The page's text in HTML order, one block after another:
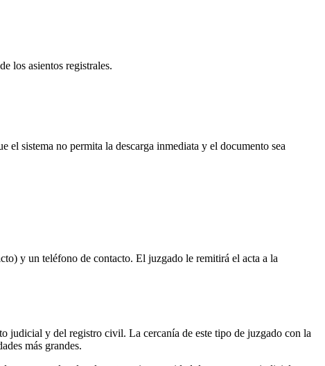
los asientos registrales.
sistema no permita la descarga inmediata y el documento sea
y un teléfono de contacto. El juzgado le remitirá el acta a la
judicial y del registro civil. La cercanía de este tipo de juzgado con la
más grandes.